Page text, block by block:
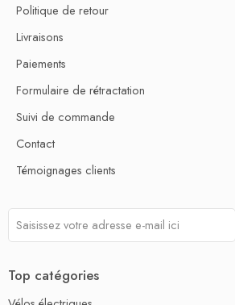
Politique de retour
Livraisons
Paiements
Formulaire de rétractation
Suivi de commande
Contact
Témoignages clients
Top catégories